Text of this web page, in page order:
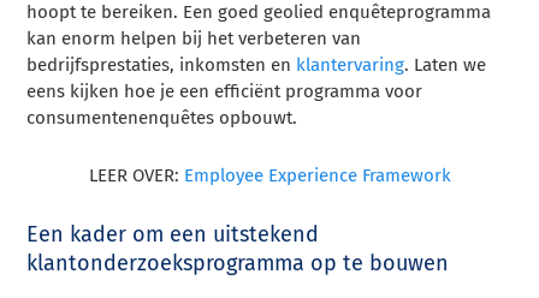
hoopt te bereiken. Een goed geolied enquêteprogramma
kan enorm helpen bij het verbeteren van
bedrijfsprestaties, inkomsten en klantervaring. Laten we
eens kijken hoe je een efficiënt programma voor
consumentenenquêtes opbouwt.
LEER OVER: Employee Experience Framework
Een kader om een uitstekend
klantonderzoeksprogramma op te bouwen